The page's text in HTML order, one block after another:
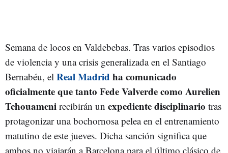
Semana de locos en Valdebebas. Tras varios episodios
de violencia y una crisis generalizada en el Santiago
Bernabéu, el Real Madrid ha comunicado
oficialmente que tanto Fede Valverde como Aurelien
Tchouameni recibirán un expediente disciplinario tras
protagonizar una bochornosa pelea en el entrenamiento
matutino de este jueves. Dicha sanción significa que
ambos no viajarán a Barcelona para el último clásico de